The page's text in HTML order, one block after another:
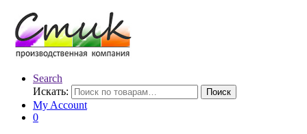
Search
Искать:
Поиск
My Account
0